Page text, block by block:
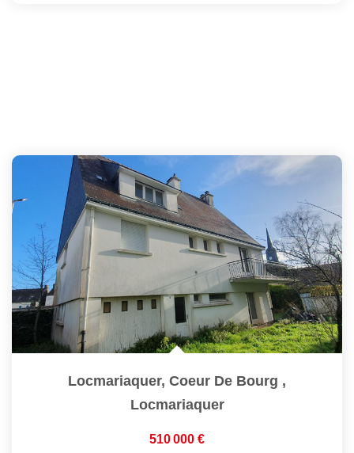
Locmariaquer, Coeur De Bourg ,
Locmariaquer
510 000 €